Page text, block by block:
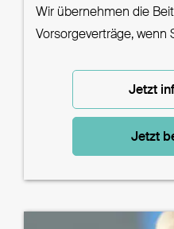
Wir übernehmen die
Vorsorgeverträge, wenn
Jetzt
Jetzt